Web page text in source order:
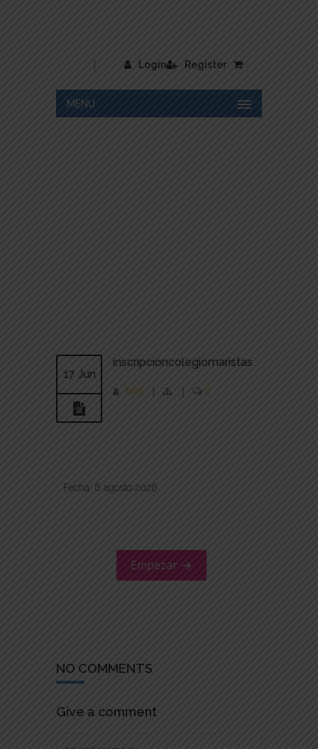
Login
| Register
MENU
17 Jun
inscripcioncolegiomaristas
BPS | | 0
Fecha: 6 agosto 2026
Empezar
NO COMMENTS
Give a comment